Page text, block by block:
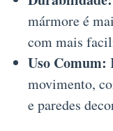
mármore é
com mais
Uso Comum:
movimento,
e paredes